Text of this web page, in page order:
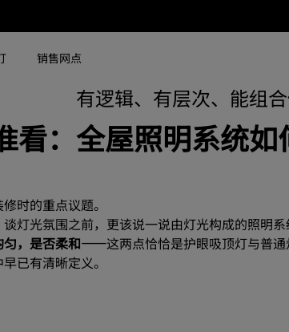
销售网点
有逻辑、有层次、能组
看：全屋照明系统
时的重点议题。
灯光氛围之前，更该说一说由灯光构成的照明
匀，是否柔和——这两点恰恰是护眼吸顶灯与普
已有清晰定义。